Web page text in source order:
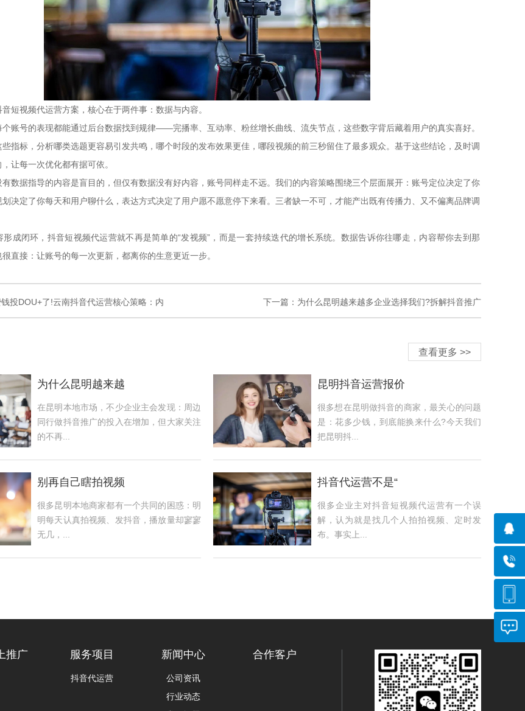
视频代运营方案，核心在于两件事：数据与内容。
号的表现都能通过后台数据找到规律——完播率、互动率、粉丝增长曲线、流失节点，这些数字背后藏着用户的真实喜好。
指标，分析哪类选题更容易引发共鸣，哪个时段的发布效果更佳，哪段视频的前三秒留住了最多观众。基于这些结论，及时调
让每一次优化都有据可依。
据指导的内容是盲目的，但仅有数据没有好内容，账号同样走不远。我们的内容策略围绕三个层面展开：账号定位决定了你
决定了你每天和用户聊什么，表达方式决定了用户愿不愿意停下来看。三者缺一不可，才能产出既有传播力、又不偏离品牌调
闭环，抖音短视频代运营就不再是简单的“发视频”，而是一套持续迭代的增长系统。数据告诉你往哪走，内容帮你去到那
直接：让账号的每一次更新，都离你的生意更近一步。
投DOU+了!云南抖音代运营核心策略：内 下一篇： 为什么昆明越来越多企业选择我们?拆解抖音推广
查看更多 >>
为什么昆明越来越
在昆明本地市场，不少企业主会发现：周边
同行做抖音推广的投入在增加，但大家关注
的不再...
昆明抖音运营报价
很多想在昆明做抖音的商家，最关心的问题
是：花多少钱，到底能换来什么?今天我们
把昆明抖...
别再自己瞎拍视频
很多昆明本地商家都有一个共同的困惑：明
明每天认真拍视频、发抖音，播放量却寥寥
无几，...
抖音代运营不是“
很多企业主对抖音短视频代运营有一个误
解，认为就是找几个人拍拍视频、定时发
布。事实上...
推广 服务项目
抖音代运营
新闻中心
公司资讯
行业动态
合作客户